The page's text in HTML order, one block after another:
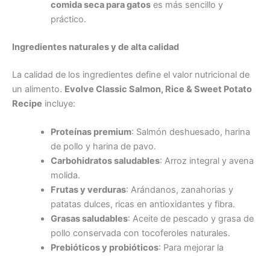
comida seca para gatoses más sencillo y
práctico.
Ingredientes naturales y de alta calidad
La calidad de los ingredientes define el valor nutricional de
un alimento. Evolve Classic Salmon, Rice & Sweet Potato
Recipe incluye:
Proteínas premium: Salmón deshuesado, harina
de pollo y harina de pavo.
Carbohidratos saludables: Arroz integral y avena
molida.
Frutas y verduras: Arándanos, zanahorias y
patatas dulces, ricas en antioxidantes y fibra.
Grasas saludables: Aceite de pescado y grasa de
pollo conservada con tocoferoles naturales.
Prebióticos y probióticos: Para mejorar la